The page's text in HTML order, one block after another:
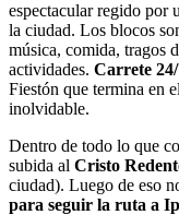
espectacular regido por
la ciudad. Los blocos
música, comida, tragos
actividades. Carrete
Fiestón que termina en
inolvidable.
Dentro de todo lo que
subida al Cristo
ciudad). Luego de eso
para seguir la ruta a